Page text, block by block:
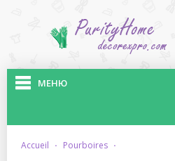
МЕНЮ
accueil · pourboires ·